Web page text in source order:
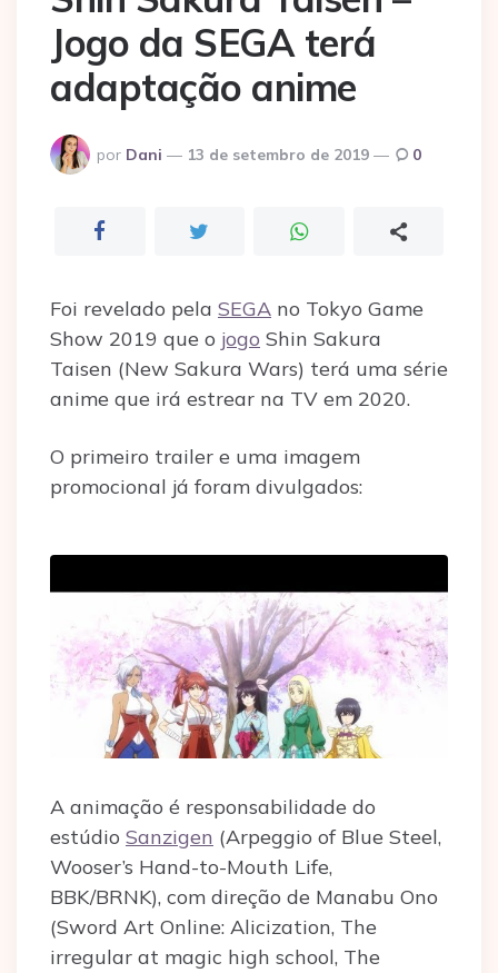
Jogo da SEGA terá
adaptação anime
Postado
por
por Dani 13 de setembro de 2019 0
Foi revelado pela SEGA no Tokyo Game
Show 2019 que o jogo Shin Sakura
Taisen (New Sakura Wars) terá uma série
anime que irá estrear na TV em 2020.
O primeiro trailer e uma imagem
promocional já foram divulgados:
A animação é responsabilidade do
estúdio Sanzigen (Arpeggio of Blue Steel,
Wooser’s Hand-to-Mouth Life,
BBK/BRNK), com direção de Manabu Ono
(Sword Art Online: Alicization, The
irregular at magic high school, The